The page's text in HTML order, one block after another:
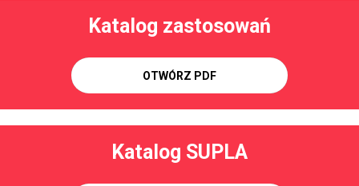
Katalog zastosowań
OTWÓRZ PDF
Katalog SUPLA